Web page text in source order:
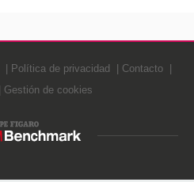
Política de privacidad
Contacto
Gestión de cookies